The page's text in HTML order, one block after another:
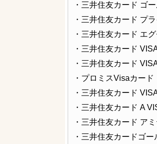
・三井住友カード ゴ
・三井住友カード プ
・三井住友カード エ
・三井住友カード
・三井住友カード
・プロミスVisaカード
・三井住友カード
・三井住友カード A
・三井住友カード ア
・三井住友カードゴ